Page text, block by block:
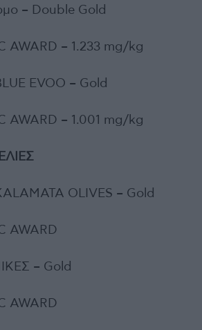
– Double Gold
AWARD – 1.233 mg/kg
EVOO – Gold
AWARD – 1.001 mg/kg
OLIVES – Gold
AWARD
– Gold
AWARD